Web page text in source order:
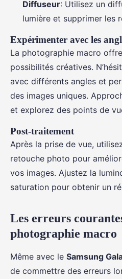
Diffuseur: Utilisez un
lumière et supprimer les
Expérimenter avec les
La photographie macro
possibilités créatives.
avec différents angles et
des images uniques.
et explorez des points de
Post-traitement
Après la prise de vue,
retouche photo pour
vos images. Ajustez la
saturation pour obtenir un
Les erreurs
photographie macro
Même avec le Samsung
de commettre des erreurs